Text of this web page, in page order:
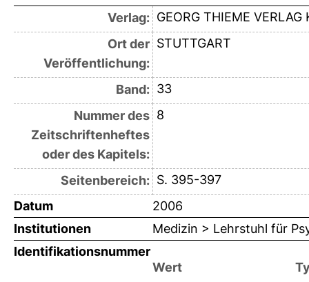
Verlag: GEORG THIEME VERLAG
Ort der
Veröffentlichung:
STUTTGART
Band: 33
Nummer des
Zeitschriftenheftes
oder des Kapitels:
8
Seitenbereich: S. 395-397
Datum
2006
Institutionen
Medizin > Lehrstuhl für
Identifikationsnummer
Wert